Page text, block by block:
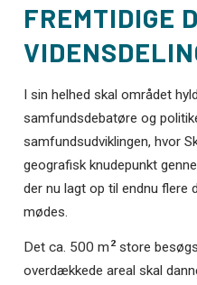
FREMTIDIGE
I sin helhed skal området
samfundsdebatøre og
samfundsudviklingen, hvor
geografisk knudepunkt
der nu lagt op til endnu flere
mødes.
Det ca. 500 m 2 store
overdækkede areal skal